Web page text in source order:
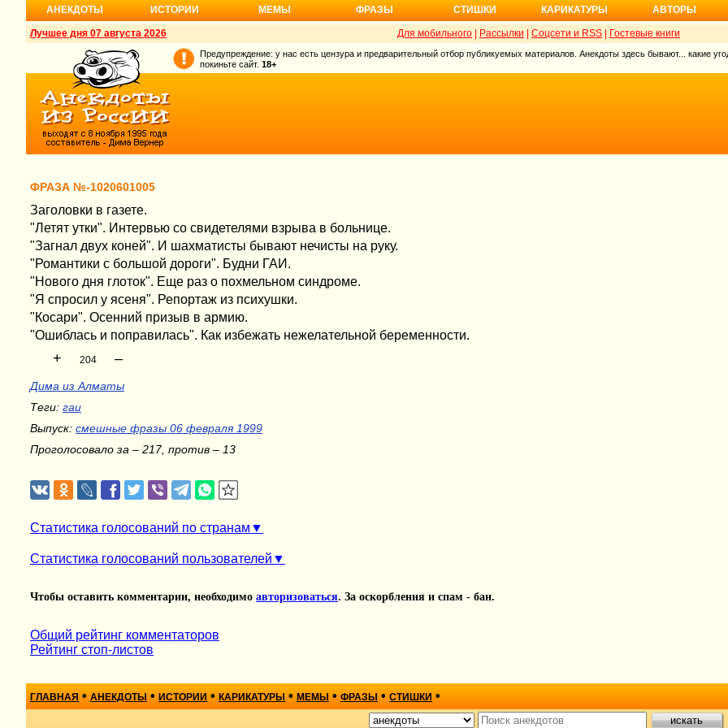
АНЕКДОТЫ ИСТОРИИ МЕМЫ ФРАЗЫ СТИШКИ КАРИКАТУРЫ АВТОРЫ
Лучшее дня 07 августа 2026 Для мобильного Рассылки Соцсети и RSS Гостевые книги
Предупреждение: у нас есть цензура и предварительный отбор публикуемых материалов. Анекдоты здесь бывают... какие
покиньте сайт. 18+
ФРАЗА №-1020601005
Заголовки в газете.
"Летят утки". Интервью со свидетелями взрыва в больнице.
"Загнал двух коней". И шахматисты бывают нечисты на руку.
"Романтики с большой дороги". Будни ГАИ.
"Нового дня глоток". Еще раз о похмельном синдроме.
"Я спросил у ясеня". Репортаж из психушки.
"Косари". Осенний призыв в армию.
"Ошиблась и поправилась". Как избежать нежелательной беременности.
+ 204 –
Дима из Алматы
Теги: гаи
Выпуск: смешные фразы 06 февраля 1999
Проголосовало за – 217, против – 13
Статистика голосований по странам
Статистика голосований пользователей
Чтобы оставить комментарии, необходимо авторизоваться. За оскорбления и спам - бан.
Общий рейтинг комментаторов
Рейтинг стоп-листов
ГЛАВНАЯ • АНЕКДОТЫ • ИСТОРИИ • КАРИКАТУРЫ • МЕМЫ • ФРАЗЫ • СТИШКИ •